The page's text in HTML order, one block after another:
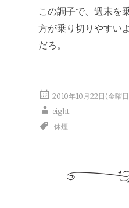
この調子で、週末を
方が乗り切りやすい
だろ。
2010年10月22日(金曜
eight
休煙